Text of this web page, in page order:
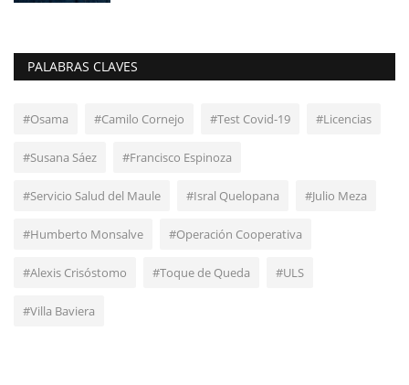
PALABRAS CLAVES
#Osama #Camilo Cornejo #Test Covid-19 #Licencias
#Susana Sáez #Francisco Espinoza
#Servicio Salud del Maule #Isral Quelopana #Julio Meza
#Humberto Monsalve #Operación Cooperativa
#Alexis Crisóstomo #Toque de Queda #ULS
#Villa Baviera